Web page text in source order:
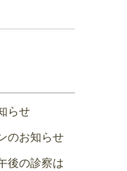
らせ
のお知らせ
後の診察は